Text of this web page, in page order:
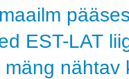
EST-LAT
nähtav